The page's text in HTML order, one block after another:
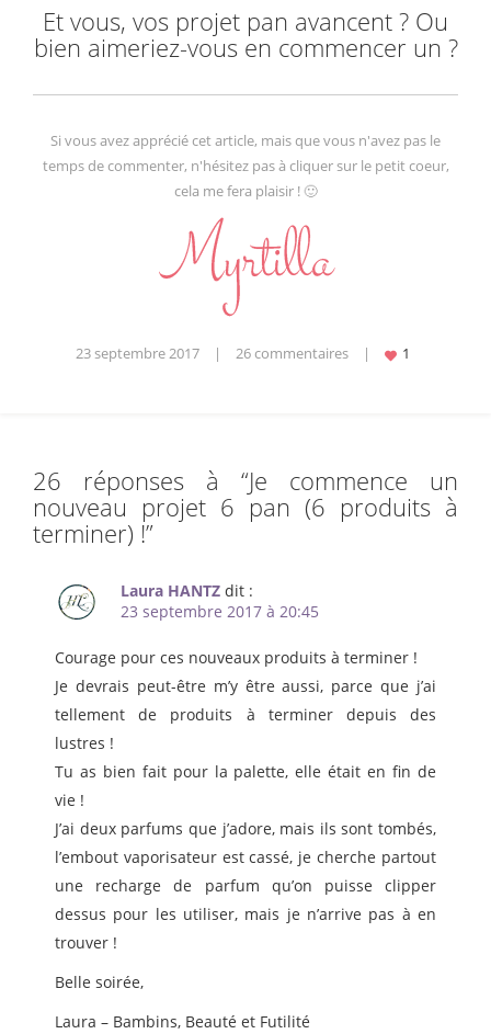
Et vous, vos projet pan avancent ? Ou
bien aimeriez-vous en commencer un ?
Si vous avez apprécié cet article, mais que vous n'avez pas le
temps de commenter, n'hésitez pas à cliquer sur le petit coeur,
cela me fera plaisir ! 🙂
23 septembre 2017 | 26 commentaires |
26 réponses à “Je commence un
nouveau projet 6 pan (6 produits à
terminer) !”
Laura HANTZ dit :
23 septembre 2017 à 20:45
Courage pour ces nouveaux produits à terminer !
Je devrais peut-être m’y être aussi, parce que j’ai
tellement de produits à terminer depuis des
lustres !
Tu as bien fait pour la palette, elle était en fin de
vie !
J’ai deux parfums que j’adore, mais ils sont tombés,
l’embout vaporisateur est cassé, je cherche partout
une recharge de parfum qu’on puisse clipper
dessus pour les utiliser, mais je n’arrive pas à en
trouver !
Belle soirée,
Laura – Bambins, Beauté et Futilité